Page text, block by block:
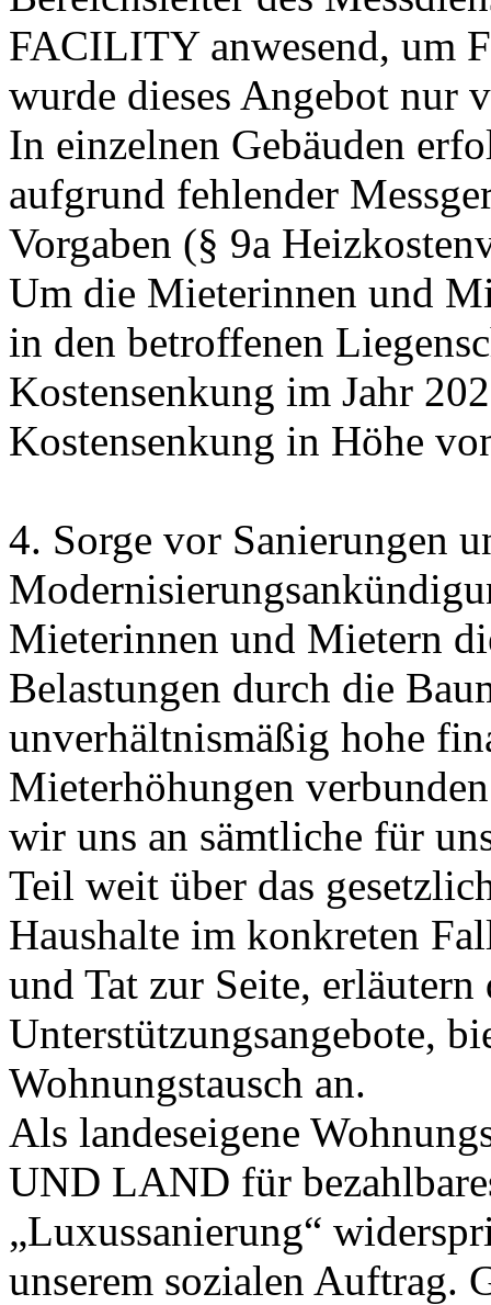
FACILITY anwesend, um
wurde dieses Angebot nur
In einzelnen Gebäuden
aufgrund fehlender
Vorgaben (§ 9a
Um die Mieterinnen und
in den betroffenen
Kostensenkung im Jahr
Kostensenkung in Höhe
4. Sorge vor Sanierungen
Mieterinnen und Mietern
Belastungen durch die
unverhältnismäßig hohe
Mieterhöhungen
wir uns an sämtliche für
Teil weit über das
Haushalte im konkreten
und Tat zur Seite,
Unterstützungsangebote,
Wohnungstausch an.
Als landeseigene
UND LAND für
„Luxussanierung“
unserem sozialen Auftrag.